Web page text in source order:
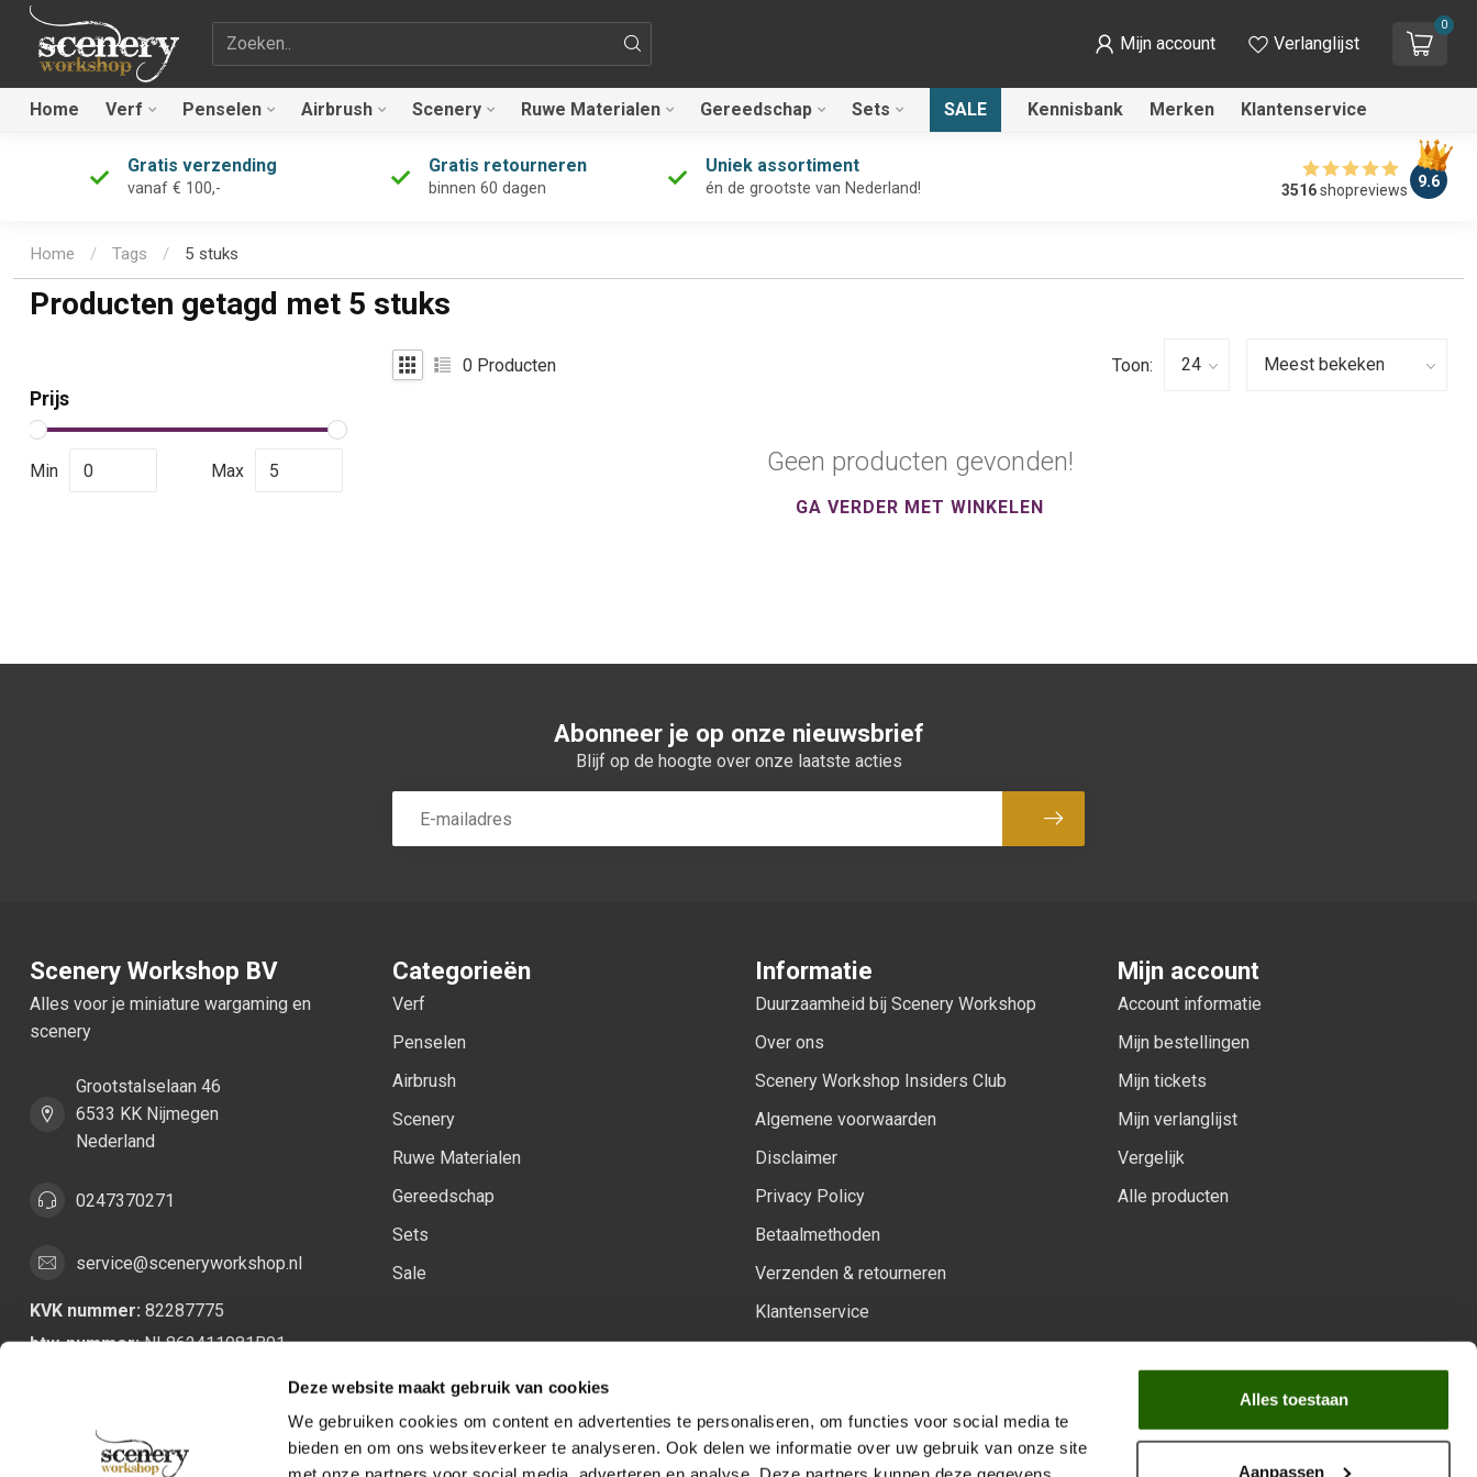
Deze website maakt gebruik van cookies
We gebruiken cookies om content en advertenties te personaliseren, om functies voor social media te
bieden en om ons websiteverkeer te analyseren. Ook delen we informatie over uw gebruik van onze site
Alles toestaan
Aanpassen
Zoekterm Mijn account Verlanglijst
0
Home Verf Penselen Airbrush Scenery Ruwe Materialen Gereedschap Sets SALE Kennisbank Merken Klantenservice
Gratis verzending
vanaf € 100,-
Gratis retourneren
binnen 60 dagen
Uniek assortiment
én de grootste van Nederland! 3516shopreviews 9.6
Home / Tags / 5 stuks
Producten getagd met 5 stuks
Prijs
Min Max
0 Producten Toon:
Geen producten gevonden!
GA VERDER MET WINKELEN
Abonneer je op onze nieuwsbrief
Blijf op de hoogte over onze laatste acties
Abonneer
Scenery Workshop BV
Alles voor je miniature wargaming en
scenery
Grootstalselaan 46
6533 KK Nijmegen
Nederland
0247370271
service@sceneryworkshop.nl
KVK nummer: 82287775
btw-nummer:NL862411981B01
Categorieën
Verf
Penselen
Airbrush
Scenery
Ruwe Materialen
Gereedschap
Sets
Sale
Informatie
Duurzaamheid bij Scenery Workshop
Over ons
Scenery Workshop Insiders Club
Algemene voorwaarden
Disclaimer
Privacy Policy
Betaalmethoden
Verzenden & retourneren
Klantenservice
Mijn account
Account informatie
Mijn bestellingen
Mijn tickets
Mijn verlanglijst
Vergelijk
Alle producten